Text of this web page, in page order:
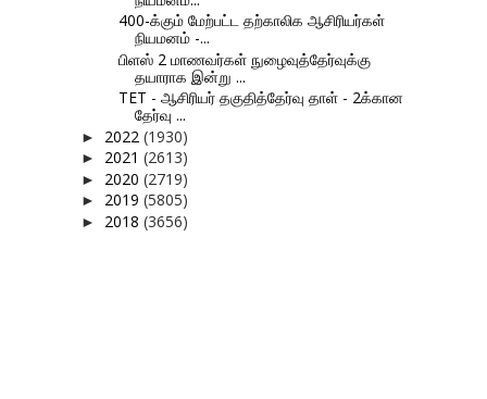
400-க்கும் மேற்பட்ட தற்காலிக ஆசிரியர்கள்
நியமனம் -...
பிளஸ் 2 மாணவர்கள் நுழைவுத்தேர்வுக்கு
தயாராக இன்று ...
TET - ஆசிரியர் தகுதித்தேர்வு தாள் - 2க்கான
தேர்வு ...
► 2022 (1930)
► 2021 (2613)
► 2020 (2719)
► 2019 (5805)
► 2018 (3656)